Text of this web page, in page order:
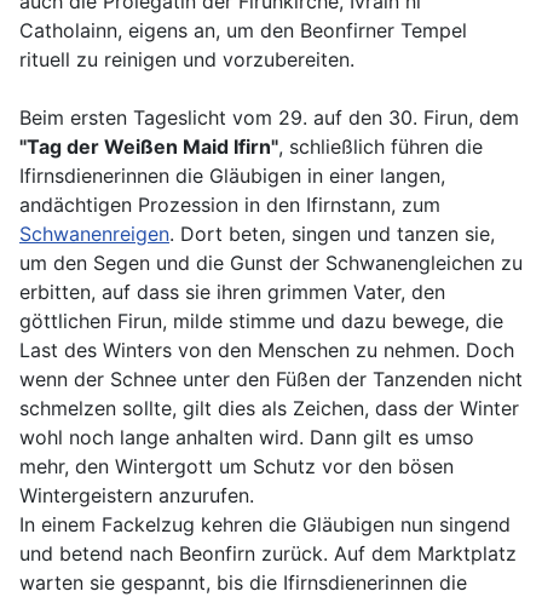
Catholainn, eigens an, um den Beonfirner Tempel
rituell zu reinigen und vorzubereiten.
Beim ersten Tageslicht vom 29. auf den 30. Firun, dem
"Tag der Weißen Maid Ifirn", schließlich führen die
Ifirnsdienerinnen die Gläubigen in einer langen,
andächtigen Prozession in den Ifirnstann, zum
Schwanenreigen. Dort beten, singen und tanzen sie,
um den Segen und die Gunst der Schwanengleichen zu
erbitten, auf dass sie ihren grimmen Vater, den
göttlichen Firun, milde stimme und dazu bewege, die
Last des Winters von den Menschen zu nehmen. Doch
wenn der Schnee unter den Füßen der Tanzenden nicht
schmelzen sollte, gilt dies als Zeichen, dass der Winter
wohl noch lange anhalten wird. Dann gilt es umso
mehr, den Wintergott um Schutz vor den bösen
Wintergeistern anzurufen.
In einem Fackelzug kehren die Gläubigen nun singend
und betend nach Beonfirn zurück. Auf dem Marktplatz
warten sie gespannt, bis die Ifirnsdienerinnen die